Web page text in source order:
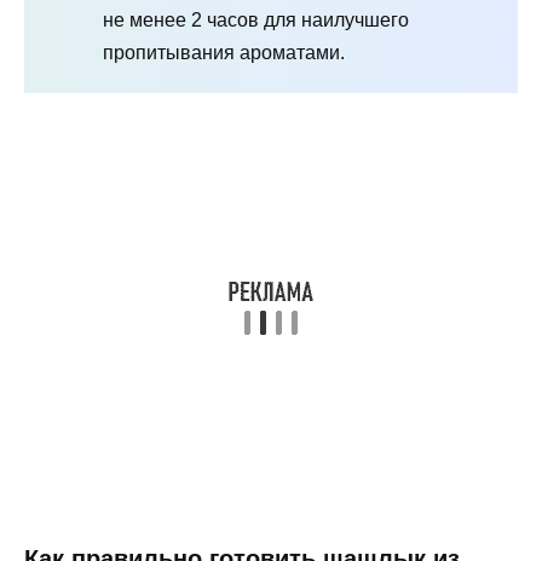
не менее 2 часов для наилучшего
пропитывания ароматами.